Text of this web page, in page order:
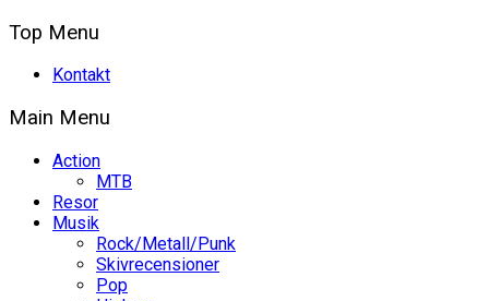
Top Menu
Kontakt
Main Menu
Action
MTB
Resor
Musik
Rock/Metall/Punk
Skivrecensioner
Pop